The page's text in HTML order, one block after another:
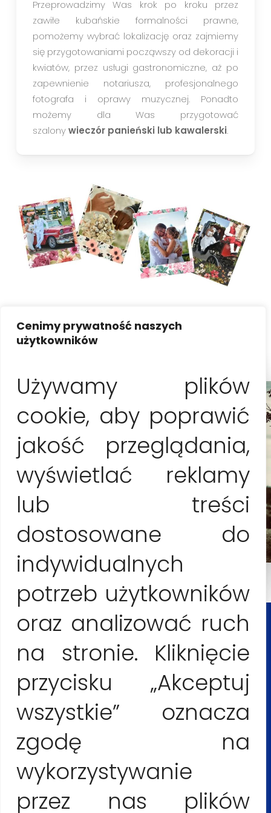
Cenimy prywatność naszych
użytkowników
Używamy plików
cookie, aby poprawić
jakość przeglądania,
wyświetlać reklamy
lub treści
dostosowane do
indywidualnych
potrzeb użytkowników
oraz analizować ruch
na stronie. Kliknięcie
przycisku „Akceptuj
wszystkie” oznacza
zgodę na
wykorzystywanie
przez nas plików
Przeprowadzimy Was krok po kroku przez
zawiłe kubańskie formalności prawne,
pomożemy wybrać lokalizację oraz zajmiemy
się przygotowaniami począwszy od dekoracji i
kwiatów, przez usługi gastronomiczne, aż po
zapewnienie notariusza, profesjonalnego
fotografa i oprawy muzycznej. Ponadto
możemy dla Was przygotować
szalonywieczór panieński lub kawalerski.
Niezapomniane wspomnienia gwarantowane!
KONTAKT I
REZERWACJE
Anna Jesionczak
+53 54555303
Maciej Lopez
+48 506267757